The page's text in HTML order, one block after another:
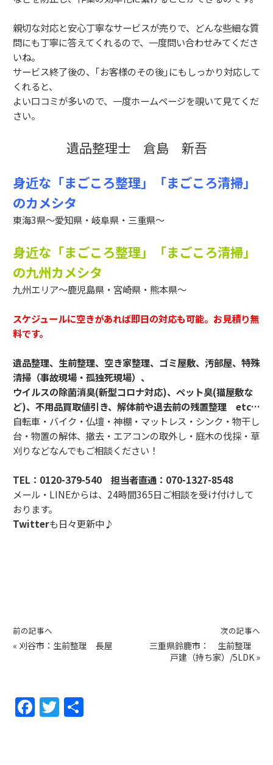
親切な対応と安心丁寧なサービスが売りで、どんな些細な質
問にも丁寧に答えてくれるので、一度問い合わせみてくださ
いね。
サービス終了後の、｢お客様のその後｣にもしっかり対応して
くれると、
よい口コミが多いので、一度ホームページを覗いて見てくだ
さい。
遺品整理士 倉島 新吾
身近な「まごころ整理」「まごころ清掃」
のカメシタ
東海3県～愛知県・岐阜県・三重県～
身近な「まごころ整理」「まごころ清掃」
の九州カメシタ
九州エリア～鹿児島県・宮崎県・熊本県～
スケジュールに空きがあれば即日の対応も可能。お見積り無
料です。
遺品整理、生前整理、空き家整理、ゴミ屋敷、汚部屋、特殊
清掃（事故現場・孤独死現場）、
ウイルスの除菌消臭(新型コロナ対応)、ペット臭(猫屋敷な
ど)、不用品買取値引き、解体前や退去前の残置整理 etc…
自転車・バイク・仏壇・神棚・マットレス・シンク・物干し
台・物置の解体、撤去・エアコンの取外し・庭木の伐採・草
刈りなどなんでもご相談ください！
TEL： 0120-379-540 担当者直通： 070-1327-8548
メール・LINEからは、24時間365日ご相談を受け付けして
おります。
Twitterも日々更新中♪
前の記事へ
« 刈谷市：生前整理 長屋
次の記事へ
三重県鈴鹿市： 生前整理
戸建（持ち家）/5LDK »
F T